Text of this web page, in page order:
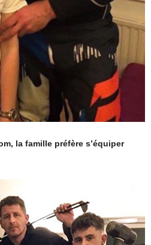
la famille préfère s’équiper